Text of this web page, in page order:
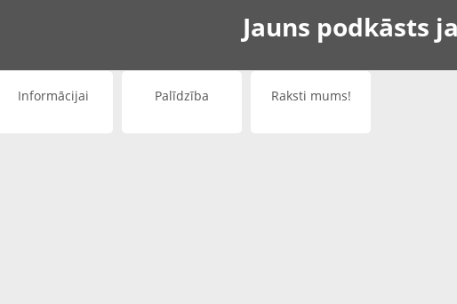
Jauns podkāsts
Informācijai Palīdzība Raksti mums!